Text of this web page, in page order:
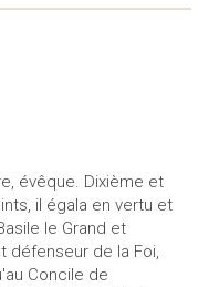
évêque. Dixième et
il égala en vertu et
le Grand et
défenseur de la Foi,
Concile de